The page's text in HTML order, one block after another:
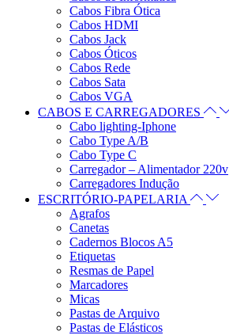
Cabos Fibra Ótica
Cabos HDMI
Cabos Jack
Cabos Óticos
Cabos Rede
Cabos Sata
Cabos VGA
CABOS E CARREGADORES
Cabo lighting-Iphone
Cabo Type A/B
Cabo Type C
Carregador – Alimentador 220v
Carregadores Indução
ESCRITÓRIO-PAPELARIA
Agrafos
Canetas
Cadernos Blocos A5
Etiquetas
Resmas de Papel
Marcadores
Micas
Pastas de Arquivo
Pastas de Elásticos